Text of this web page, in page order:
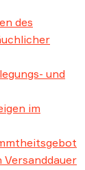
des
und
im